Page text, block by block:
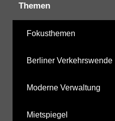
Themen
Fokusthemen
Berliner Verkehrswende
Moderne Verwaltung
Mietspiegel